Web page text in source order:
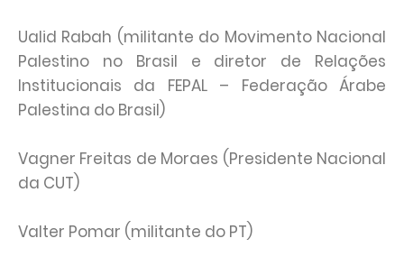
Ualid Rabah (militante do Movimento Nacional
Palestino no Brasil e diretor de Relações
Institucionais da FEPAL – Federação Árabe
Palestina do Brasil)
Vagner Freitas de Moraes (Presidente Nacional
da CUT)
Valter Pomar (militante do PT)